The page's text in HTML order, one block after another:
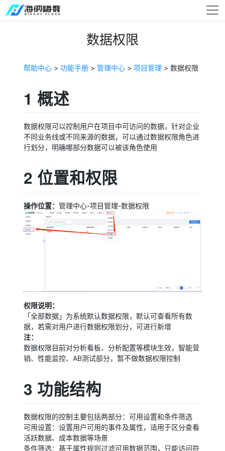
数据权限
帮助中心 >功能手册 >管理中心 >项目管理 > 数据权限
1 概述
数据权限可以控制用户在项目中可访问的数据，针对企业
不同业务线或不同来源的数据，可以通过数据权限角色进
行划分，明确哪部分数据可以被该角色使用
2 位置和权限
操作位置：管理中心-项目管理-数据权限
权限说明：
「全部数据」为系统默认数据权限，默认可查看所有数
据，若需对用户进行数据权限划分，可进行新增
注：
数据权限目前对分析看板、分析配置等模块生效，智能营
销、性能监控、AB测试部分，暂不做数据权限控制
3 功能结构
数据权限的控制主要包括两部分：可用设置和条件筛选
可用设置：设置用户可用的事件及属性，适用于区分查看
活跃数据、成本数据等场景
条件筛选：基于属性规则过滤可用数据范围，只能访问符